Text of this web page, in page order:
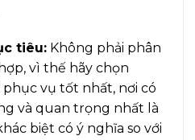
tiêu: Không phải phân
vì thế hãy chọn
vụ tốt nhất, nơi có
và quan trọng nhất là
biệt có ý nghĩa so với